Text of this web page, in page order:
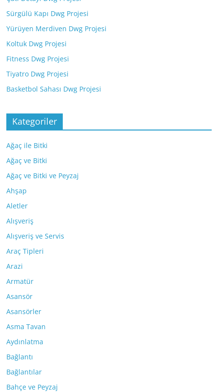
Sürgülü Kapı Dwg Projesi
Yürüyen Merdiven Dwg Projesi
Koltuk Dwg Projesi
Fitness Dwg Projesi
Tiyatro Dwg Projesi
Basketbol Sahası Dwg Projesi
Kategoriler
Ağaç ile Bitki
Ağaç ve Bitki
Ağaç ve Bitki ve Peyzaj
Ahşap
Aletler
Alışveriş
Alışveriş ve Servis
Araç Tipleri
Arazi
Armatür
Asansör
Asansörler
Asma Tavan
Aydınlatma
Bağlantı
Bağlantılar
Bahçe ve Peyzaj